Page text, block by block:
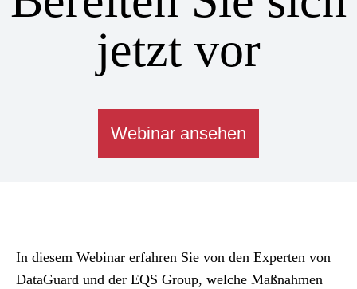
jetzt vor
Webinar ansehen
In diesem Webinar erfahren Sie von den Experten von
DataGuard und der EQS Group, welche Maßnahmen